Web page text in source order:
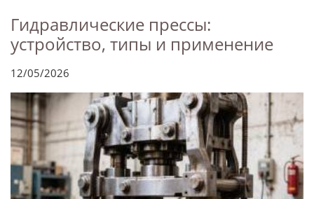
Гидравлические прессы:
устройство, типы и применение
12/05/2026